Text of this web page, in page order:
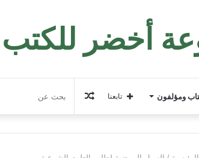
أخضر للكتب
ومؤلفون مقال
عشوائي
تابعنا